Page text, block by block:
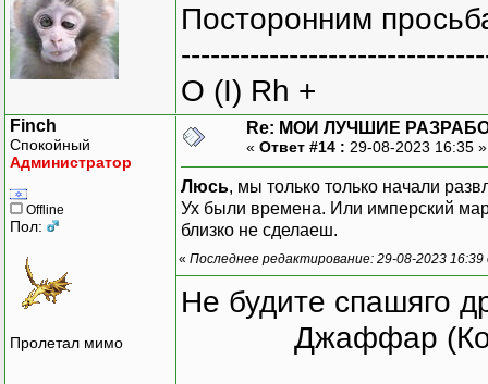
Посторонним
O (I) Rh +
Finch
Спокойный
Администратор
Offline
Пол:
Пролетал мимо
Re: МОИ ЛУЧШИЕ
« Ответ #14 : 29-08-2023 16:35
Люсь, мы только только начали
Ух были времена. Или имперский
близко не сделаеш.
« Последнее редактирование: 29-08-2023
Не будите спашяго
Джаффар